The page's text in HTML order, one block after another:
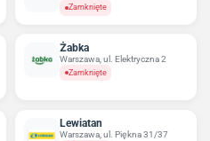
Zamknięte
Żabka
Warszawa, ul. Elektryczna 2
Zamknięte
Lewiatan
Warszawa, ul. Piękna 31/37